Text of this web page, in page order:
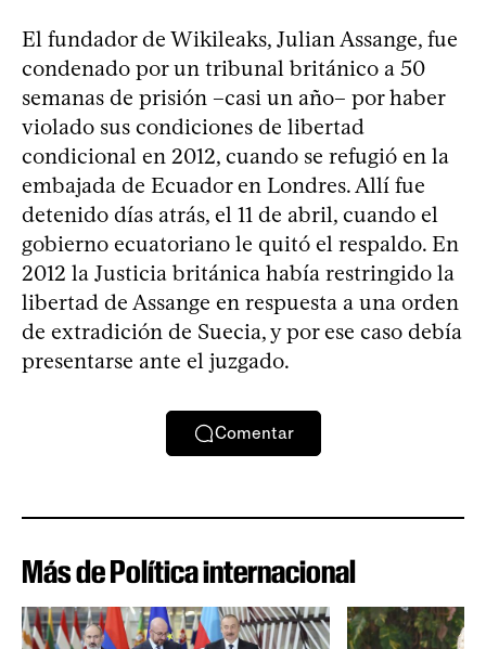
El fundador de Wikileaks, Julian Assange, fue
condenado por un tribunal británico a 50
semanas de prisión –casi un año– por haber
violado sus condiciones de libertad
condicional en 2012, cuando se refugió en la
embajada de Ecuador en Londres. Allí fue
detenido días atrás, el 11 de abril, cuando el
gobierno ecuatoriano le quitó el respaldo. En
2012 la Justicia británica había restringido la
libertad de Assange en respuesta a una orden
de extradición de Suecia, y por ese caso debía
presentarse ante el juzgado.
Comentar
Más de Política internacional